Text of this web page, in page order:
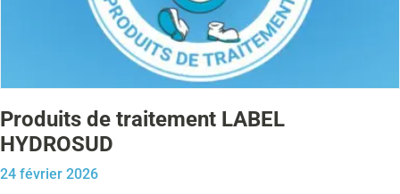
Produits de traitement LABEL
HYDROSUD
24 février 2026